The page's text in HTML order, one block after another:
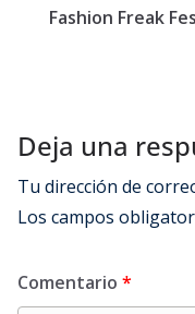
Fashion Freak
Deja una
Tu dirección de
Los campos
Comentario *